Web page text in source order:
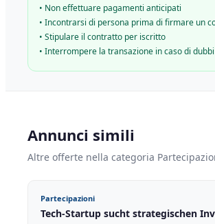
• Non effettuare pagamenti anticipati
• Incontrarsi di persona prima di firmare un
• Stipulare il contratto per iscritto
• Interrompere la transazione in caso di dubbi
Annunci simili
Altre offerte nella categoria
Partecipazioni
Tech-Startup sucht strategischen